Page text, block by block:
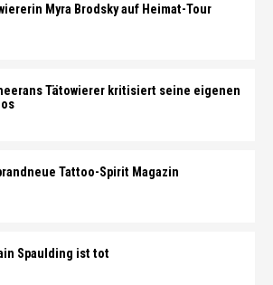
Myra Brodsky auf Heimat-Tour
Tätowierer kritisiert seine eigenen
Tattoo-Spirit Magazin
Spaulding ist tot